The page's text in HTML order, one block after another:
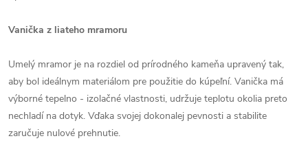
Vanička z liateho mramoru
Umelý mramor je na rozdiel od prírodného kameňa upravený tak,
aby bol ideálnym materiálom pre použitie do kúpeľní. Vanička má
výborné tepelno - izolačné vlastnosti, udržuje teplotu okolia preto
nechladí na dotyk. Vďaka svojej dokonalej pevnosti a stabilite
zaručuje nulové prehnutie.